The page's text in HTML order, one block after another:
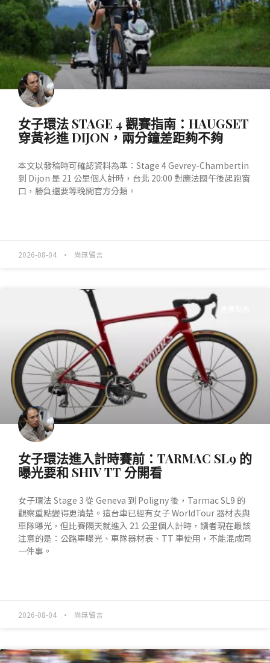
女子環法 STAGE 4 觀賽指南：HAUGSET
穿黃衫進 DIJON，兩分鐘差距夠不夠
本文以發稿時可確認資料為準：Stage 4 Gevrey-Chambertin
到 Dijon 是 21 公里個人計時，台北 20:00 對應法國午後起跑窗
口，勝負還要等晚間官方分類。
2026-08-04 尚無留言
女子環法進入計時賽前：TARMAC SL9 的
曝光要和 SHIV TT 分開看
女子環法 Stage 3 從 Geneva 到 Poligny 後，Tarmac SL9 的
觀察重點變得更清楚。這台車已經有女子 WorldTour 器材表與
車隊曝光，但比賽隔天就進入 21 公里個人計時，讀者現在最該
注意的是：公路車曝光、車隊器材表、TT 車使用，不能混成同
一件事。
2026-08-04 尚無留言